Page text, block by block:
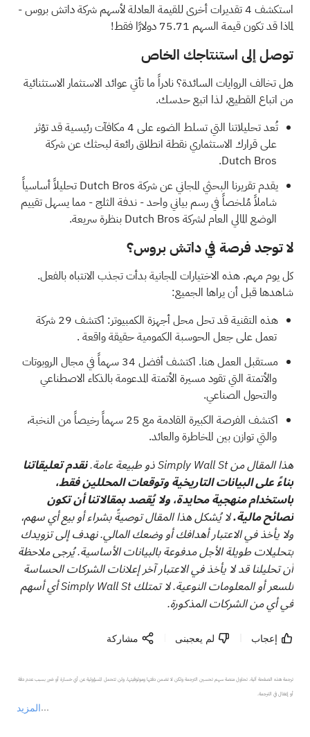
استكشف 4 تقديرات أخرى للقيمة العادلة لأسهم شركة داتش بروس
-
لماذا قد تكون قيمة السهم 75.71 دولارًا فقط!
توصل إلى استنتاجك الخاص
هل تخالف الروايات السائدة؟ نادراً ما تأتي عوائد الاستثمار الاستثنائية
من اتباع القطيع، لذا اتبع حدسك.
تُعد تحليلاتنا التي تسلط الضوء على 4 مكافآت رئيسية
قد تؤثر
على قرارك الاستثماري نقطة انطلاق رائعة لبحثك عن شركة
Dutch Bros.
يقدم تقريرنا البحثي المجاني عن شركة Dutch Bros
تحليلاً أساسياً
شاملاً مُلخصاً في رسم بياني واحد - ندفة الثلج - مما يسهل تقييم
الوضع المالي العام لشركة Dutch Bros بنظرة سريعة.
لا توجد فرصة في داتش بروس؟
كل يوم مهم. هذه الاختيارات المجانية بدأت تجذب الانتباه بالفعل.
شاهدها قبل أن يراها الجميع:
هذه التقنية قد تحل محل أجهزة الكمبيوتر: اكتشف
29 شركة
تعمل على جعل الحوسبة الكمومية حقيقة واقعة.
مستقبل العمل هنا. اكتشف
أفضل 34 سهماً في مجال الروبوتات
والأتمتةالتي تقود مسيرة الأتمتة المدعومة بالذكاء الاصطناعي
والتحول الصناعي.
اكتشف الفرصة الكبيرة القادمة مع 25 سهماً رخيصاً من النخبة،
والتي توازن بين المخاطرة والعائد.
هذا المقال من Simply Wall St ذو طبيعة عامة.
نقدم تعليقاتنا
بناءً على البيانات التاريخية وتوقعات المحللين فقط،
باستخدام منهجية محايدة، ولا يُقصد بمقالاتنا أن تكون
نصائح مالية.لا يُشكل هذا المقال توصيةً بشراء أو بيع أي سهم،
ولا يأخذ في الاعتبار أهدافك أو وضعك المالي. نهدف إلى تزويدك
بتحليلات طويلة الأجل مدفوعة بالبيانات الأساسية. يُرجى ملاحظة
أن تحليلنا قد لا يأخذ في الاعتبار آخر إعلانات الشركات الحساسة
للسعر أو المعلومات النوعية. لا تمتلك Simply Wall St أي أسهم
في أي من الشركات المذكورة.
إعجاب لم يعجبنى مشاركة
المزيد
ترجمة هذه الصفحة آلية. تحاول منصة سهم تحسين الترجمة ولكن لا تضمن دقتها وموثوقيتها، ولن تتحمل المسؤولية عن أي خسارة أو ضرر بسبب عدم دقة
أو إغفال في الترجمة.